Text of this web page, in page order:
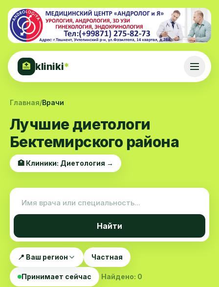
🏥 kliniki*
Главная/Врачи
Лучшие диетологи
Бектемирского района
🏥 Клиники: Диетология →
Найти
📍 Ваш регион Частная
Принимает сейчас Найдено: 0